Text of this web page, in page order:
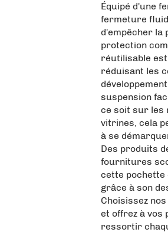
Équipé d'une
fermeture
d'empêcher la
protection
réutilisable
réduisant les
suspension
ce soit sur les
vitrines, cela
à se
Des produits
fournitures
cette pochette
grâce à son
Choisissez
et offrez à vos
ressortir